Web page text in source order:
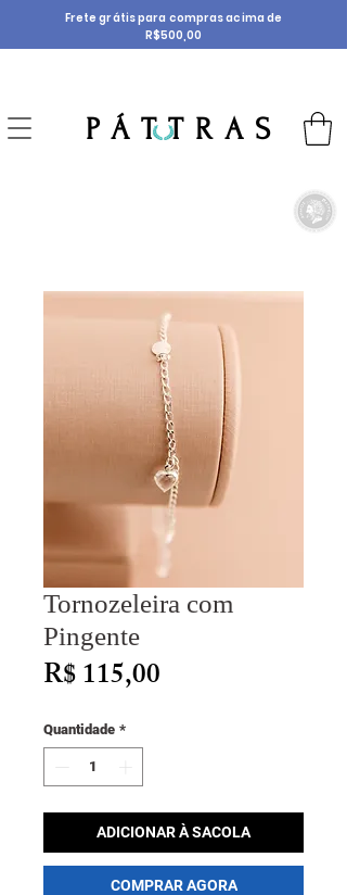
P Á T T R A S
Frete grátis para compras acima de
R$500,00
Tornozeleira com
Pingente
R$ 115,00
Quantidade *
ADICIONAR À SACOLA
COMPRAR AGORA